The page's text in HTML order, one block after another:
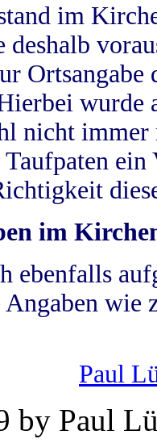
im
wurde
nicht
im
ebenfalls
wie
Paul
by Paul